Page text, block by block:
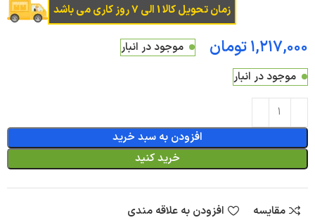
زمان تحویل کالا 1 الی 7 روز کاری می باشد
تومان
موجود در انبار
موجود در انبار
افزودن به سبد خرید
خرید کنید
مقایسه افزودن به علاقه مندی